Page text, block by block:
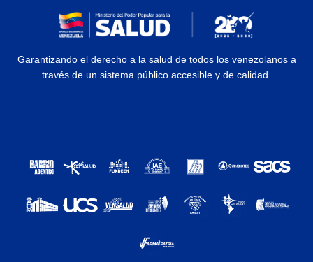
Garantizando el derecho a la salud de todos los venezolanos a
través de un sistema público accesible y de calidad.